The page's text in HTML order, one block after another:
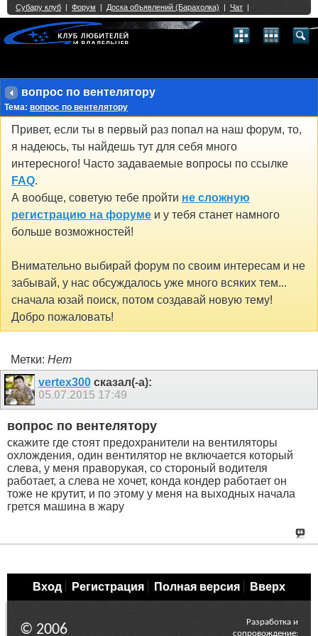
вопрос по вентелятору
Тема: вопрос по вентелятору
Привет, если ты в первый раз попал на наш форум, то,
я надеюсь, ты найдешь тут для себя много
интересного! Часто задаваемые вопросы по ссылке
FAQ.
А вообще, советую тебе пройти не сложную
регистрацию на форуме и у тебя станет намного
больше возможностей!
Внимательно выбирай форум по своим интересам и не
забывай, у нас обсуждалось уже много всяких тем...
сначала юзай поиск, потом создавай новую тему!
Добро пожаловать!
Метки: Нет
vertex300сказал(-а):
05.07.2015 17:49
вопрос по вентелятору
скажите где стоят предохранители на вентиляторы
охлождения, один вентилятор не включается который
слева, у меня праворукая, со стороный водителя
работает, а слева не хочет, конда кондер работает он
тоже не крутит, и по этому у меня на выходных начала
грется машина в жару
Вход Регистрация Полная версия Вверх
© 2006
Разработка и
сопровождение:
Single Sign On provided byvBSSO
2 3 4 5 6 7 8 9 10 11 12 13 14 15 16 17 18 21 22 23 24 25 26
27 28 29 30 31 32 33 40 41 42 43